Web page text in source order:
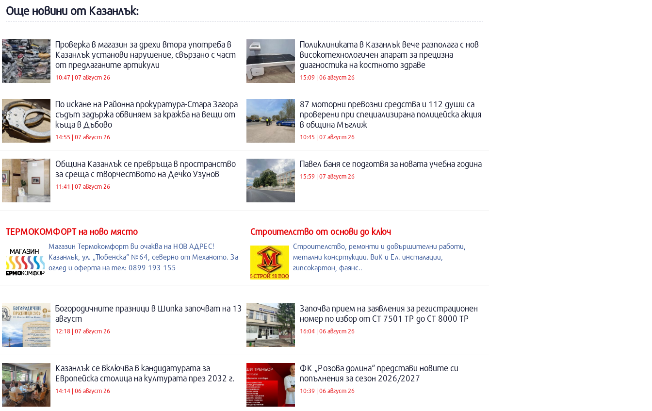
Още новини от Казанлък:
Проверка в магазин за дрехи втора употреба в
Казанлък установи нарушение, свързано с част
от предлаганите артикули
10:47 | 07 август 26
Поликлиниката в Казанлък вече разполага с нов
високотехнологичен апарат за прецизна
диагностика на костното здраве
15:09 | 06 август 26
По искане на Районна прокуратура-Стара Загора
съдът задържа обвиняем за кражба на вещи от
къща в Дъбово
14:55 | 07 август 26
87 моторни превозни средства и 112 души са
проверени при специализирана полицейска акция
в община Мъглиж
10:45 | 07 август 26
Община Казанлък се превръща в пространство
за среща с творчеството на Дечко Узунов
11:41 | 07 август 26
Павел баня се подготвя за новата учебна година
15:59 | 07 август 26
ТЕРМОКОМФОРТ на ново място
Магазин Термокомфорт ви очаква на НОВ АДРЕС!
Казанлък, ул. „Тюбенска“ №64, северно от Механото. За
оглед и оферта на тел: 0899 193 155
Строителство от основи до ключ
Строителство, ремонти и довършителни работи,
метални консртукции. ВиК и Ел. инсталации,
гипсокартон, фаянс..
Богородичните празници в Шипка започват на 13
август
12:18 | 07 август 26
Започва прием на заявления за регистрационен
номер по избор от СТ 7501 ТР до СТ 8000 ТР
16:04 | 06 август 26
Казанлък се включва в кандидатурата за
Европейска столица на културата през 2032 г.
14:14 | 06 август 26
ФК „Розова долина“ представи новите си
попълнения за сезон 2026/2027
10:39 | 06 август 26